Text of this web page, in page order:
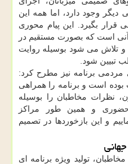
دیگر وجود دارد، اما همه این
قرار بگیرد. این پیام محوری
است که بصورت مستقیم در
و تلاش می شود بوسیله روایت
تبیین شود.
مردمی برنامه نیز مطرح کرد:
است و برنامه را همراهی
نظرات مخاطبان را بوسیله
حضوری و همین طور مراکز
و این بازخوردها در تصمیم
تولید ویژه برنامه ای